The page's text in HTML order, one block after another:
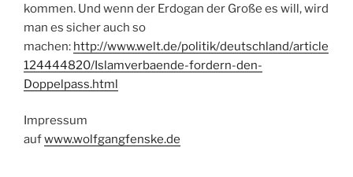
kommen. Und wenn der Erdogan der Große es will, wird
man es sicher auch so
machen: http://www.welt.de/politik/deutschland/article
124444820/Islamverbaende-fordern-den-
Doppelpass.html
Impressum
aufwww.wolfgangfenske.de